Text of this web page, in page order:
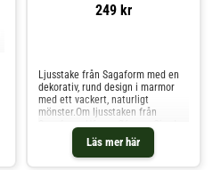
249 kr
Läs mer här
Ljusstake från Sagaform med en
dekorativ, rund design i marmor
med ett vackert, naturligt
mönster.Om ljusstaken från
Sagaform- H6 cm, Ø6 cm.- Gjord
av marmor. Shoppa Ljusstakar och
mer Ljusstakar & Ljuslyktor hos
Royal Design.